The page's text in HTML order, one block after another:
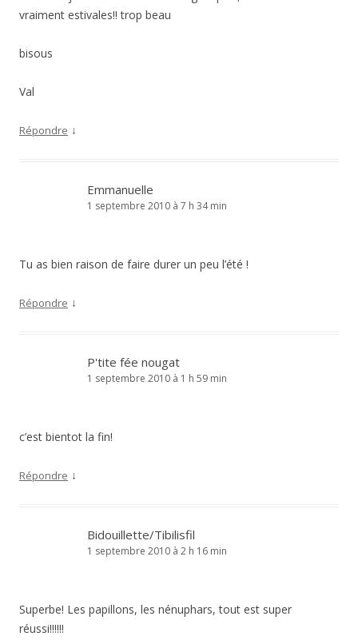
vraiment estivales!! trop beau
bisous
Val
Répondre ↓
Emmanuelle
1 septembre 2010 à 7 h 34 min
Tu as bien raison de faire durer un peu l’été !
Répondre ↓
P'tite fée nougat
1 septembre 2010 à 1 h 59 min
c’est bientot la fin!
Répondre ↓
Bidouillette/Tibilisfil
1 septembre 2010 à 2 h 16 min
Superbe! Les papillons, les nénuphars, tout est super
réussi!!!!!!